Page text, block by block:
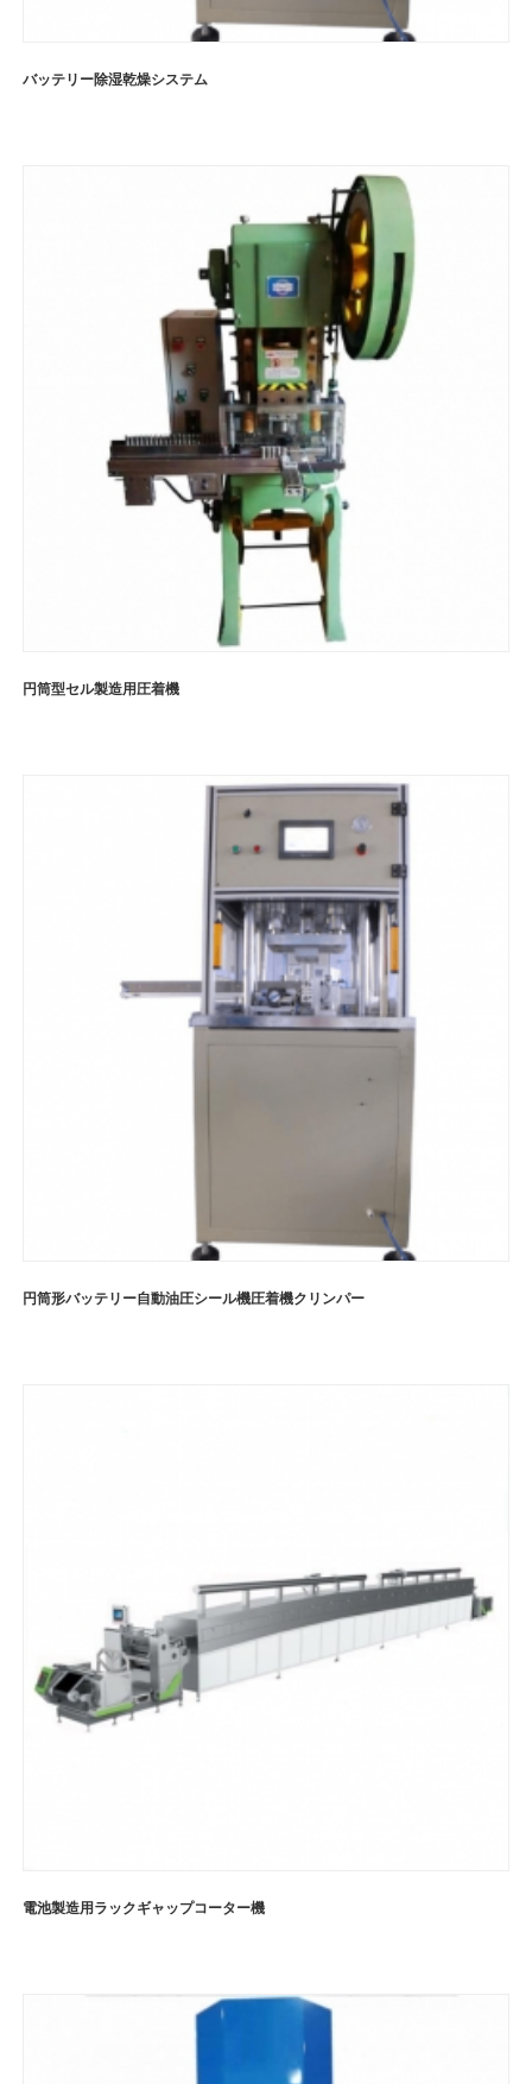
バッテリー除湿乾燥システム
円筒型セル製造用圧着機
円筒形バッテリー自動油圧シール機圧着機クリンパー
電池製造用ラックギャップコーター機